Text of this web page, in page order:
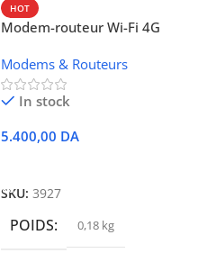
HOT
Modem-routeur Wi-Fi 4G
Modems & Routeurs
In stock
5.400,00 DA
SKU: 3927
POIDS 0,18 kg